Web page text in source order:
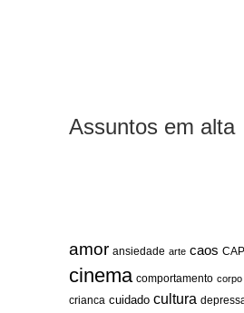
Assuntos em alta
amor ansiedade arte caos
cinema comportamento corpo
crianca cuidado cultura